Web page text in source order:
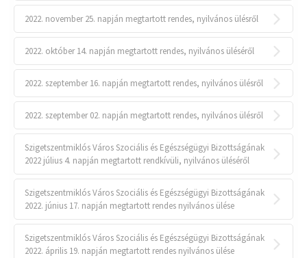
2022. november 25. napján megtartott rendes, nyilvános ülésről
2022. október 14. napján megtartott rendes, nyilvános üléséről
2022. szeptember 16. napján megtartott rendes, nyilvános ülésről
2022. szeptember 02. napján megtartott rendes, nyilvános ülésről
Szigetszentmiklós Város Szociális és Egészségügyi Bizottságának
2022 július 4. napján megtartott rendkívüli, nyilvános üléséről
Szigetszentmiklós Város Szociális és Egészségügyi Bizottságának
2022. június 17. napján megtartott rendes nyilvános ülése
Szigetszentmiklós Város Szociális és Egészségügyi Bizottságának
2022. április 19. napján megtartott rendes nyilvános ülése